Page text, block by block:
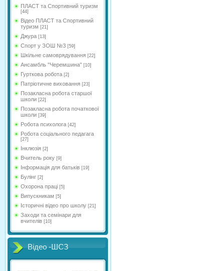
ПЛАСТ та Спортивний туризм
[44]
Відео ПЛАСТ та Спортивний
туризм [21]
Джура [13]
Спорт у ЗОШ №3 [59]
Шкільне самоврядування [22]
Ансамбль "Черемшина" [10]
Гурткова робота [2]
Патріотичне виховання [23]
Позакласна робота старшої
школи [22]
Позакласна робота початкової
школи [39]
Робота психолога [42]
Робота соціального педагага
[27]
Інклюзія [2]
Вчитель року [9]
Інформація для батьків [19]
Булінг [2]
Охорона праці [5]
Випускникам [5]
Історичні відео про школу [21]
Заходи та семінари для
вчителів [10]
Відео -ШСЗ